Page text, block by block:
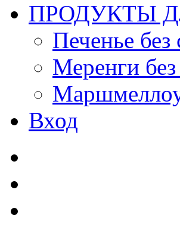
ПРОДУКТЫ
Печенье без
Меренги без
Вход